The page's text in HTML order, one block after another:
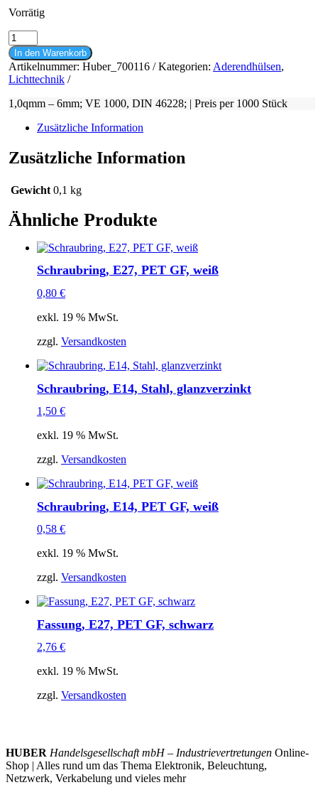
Vorrätig
Aderendhülse,
verzinnt
Menge
In den Warenkorb
Artikelnummer: Huber_700116 Kategorien: Aderendhülsen,
Lichttechnik
1,0qmm – 6mm; VE 1000, DIN 46228; | Preis per 1000 Stück
Zusätzliche Information
Zusätzliche Information
Gewicht 0,1 kg
Ähnliche Produkte
Schraubring, E27, PET GF, weiß
0,80 €
exkl. 19 % MwSt.
zzgl. Versandkosten
Schraubring, E14, Stahl, glanzverzinkt
1,50 €
exkl. 19 % MwSt.
zzgl. Versandkosten
Schraubring, E14, PET GF, weiß
0,58 €
exkl. 19 % MwSt.
zzgl. Versandkosten
Fassung, E27, PET GF, schwarz
2,76 €
exkl. 19 % MwSt.
zzgl. Versandkosten
HUBER Handelsgesellschaft mbH – Industrievertretungen Online-
Shop | Alles rund um das Thema Elektronik, Beleuchtung,
Netzwerk, Verkabelung und vieles mehr